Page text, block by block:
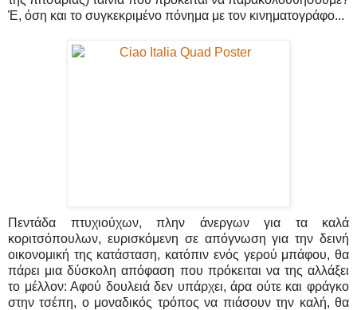
Έ, όση και το συγκεκριμένο πόνημα με τον κινηματογράφο...
Πεντάδα πτυχιούχων, πλην άνεργων για τα καλά
κοριτσόπουλων, ευρισκόμενη σε απόγνωση για την δεινή
οικονομική της κατάσταση, κατόπιν ενός γερού μπάφου, θα
πάρει μια δύσκολη απόφαση που πρόκειται να της αλλάξει
το μέλλον: Αφού δουλειά δεν υπάρχει, άρα ούτε και φράγκο
στην τσέπη, ο μοναδικός τρόπος να πιάσουν την καλή, θα